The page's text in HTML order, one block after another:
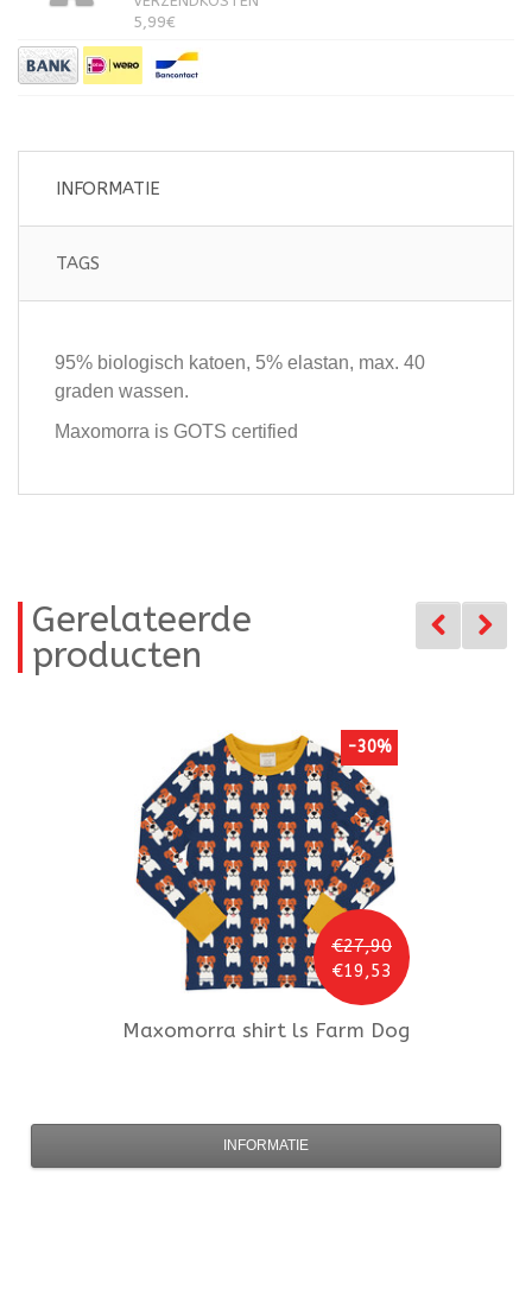
5,99€
INFORMATIE
TAGS
95% biologisch katoen, 5% elastan, max. 40
graden wassen.
Maxomorra is GOTS certified
Gerelateerde
producten
€27,90
€19,53
-30%
Maxomorra shirt ls Farm Dog
INFORMATIE